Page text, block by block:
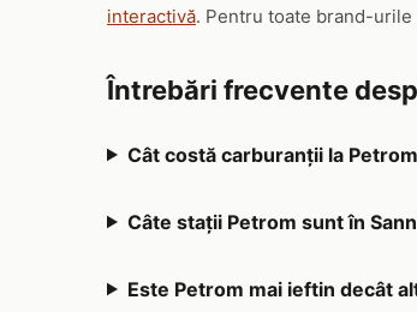
interactivă. Pentru toate brand-
Întrebări frecvente
Cât costă carburanții la
Câte stații Petrom sunt în
Este Petrom mai ieftin decât